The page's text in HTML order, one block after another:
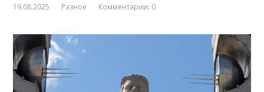
19.08.2025 Разное Комментарии: 0